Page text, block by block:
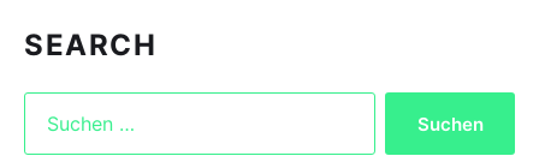
SEARCH